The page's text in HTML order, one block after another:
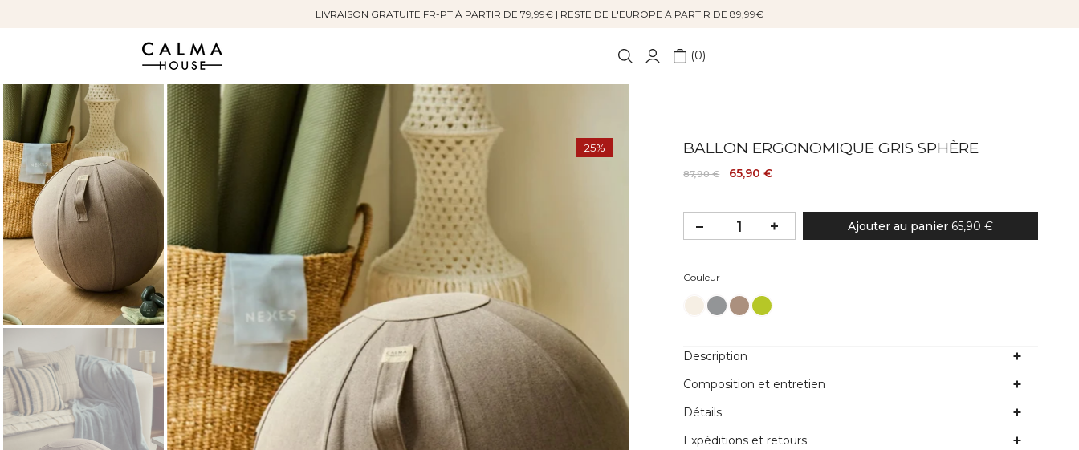
LIVRAISON GRATUITE FR-PT À PARTIR DE 79,99€ | RESTE DE L'EUROPE À PARTIR DE 89,99€
0
25% BALLON ERGONOMIQUE GRIS SPHÈRE
87,90 € 65,90 €
CouleurCouleur
Ajouter au panier 65,90 €
Description
Composition et entretien
Détails
Expéditions et retours